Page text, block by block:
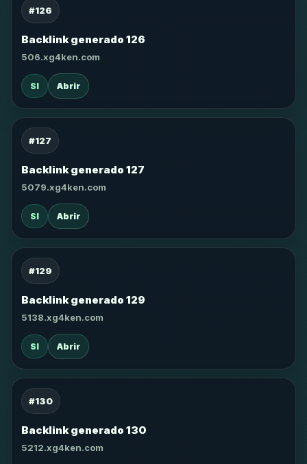
#126
Backlink generado 126
506.xg4ken.com
SI Abrir
#127
Backlink generado 127
5079.xg4ken.com
SI Abrir
#129
Backlink generado 129
5138.xg4ken.com
SI Abrir
#130
Backlink generado 130
5212.xg4ken.com